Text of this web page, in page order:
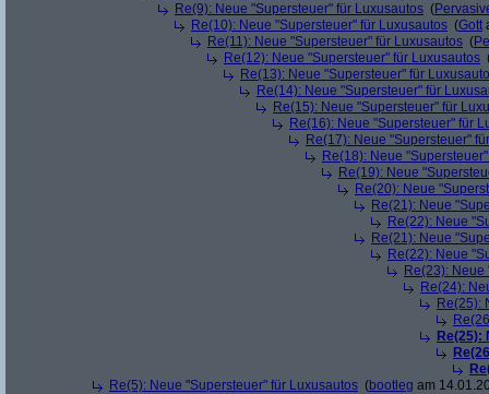
Re(9): Neue "Supersteuer" für Luxusautos (
Re(10): Neue "Supersteuer" für Luxusautos (Gott
Re(11): Neue "Supersteuer" für Luxusautos (
Re(12): Neue "Supersteuer" für Luxusautos
Re(13): Neue "Supersteuer" für
Re(14): Neue "Supersteuer" für
Re(15): Neue "Supersteuer" für
Re(16): Neue "Supersteuer" für
Re(17): Neue "Supersteuer"
Re(18): Neue
Re(19): Neue
Re(20): Neue
Re(21): Neue
Re(22): Neue
Re(21): Neue
Re(22): Neue
Re(23):
Re(24):
Re(25):
Re(25):
Re(5): Neue "Supersteuer" für Luxusautos (bootleg am